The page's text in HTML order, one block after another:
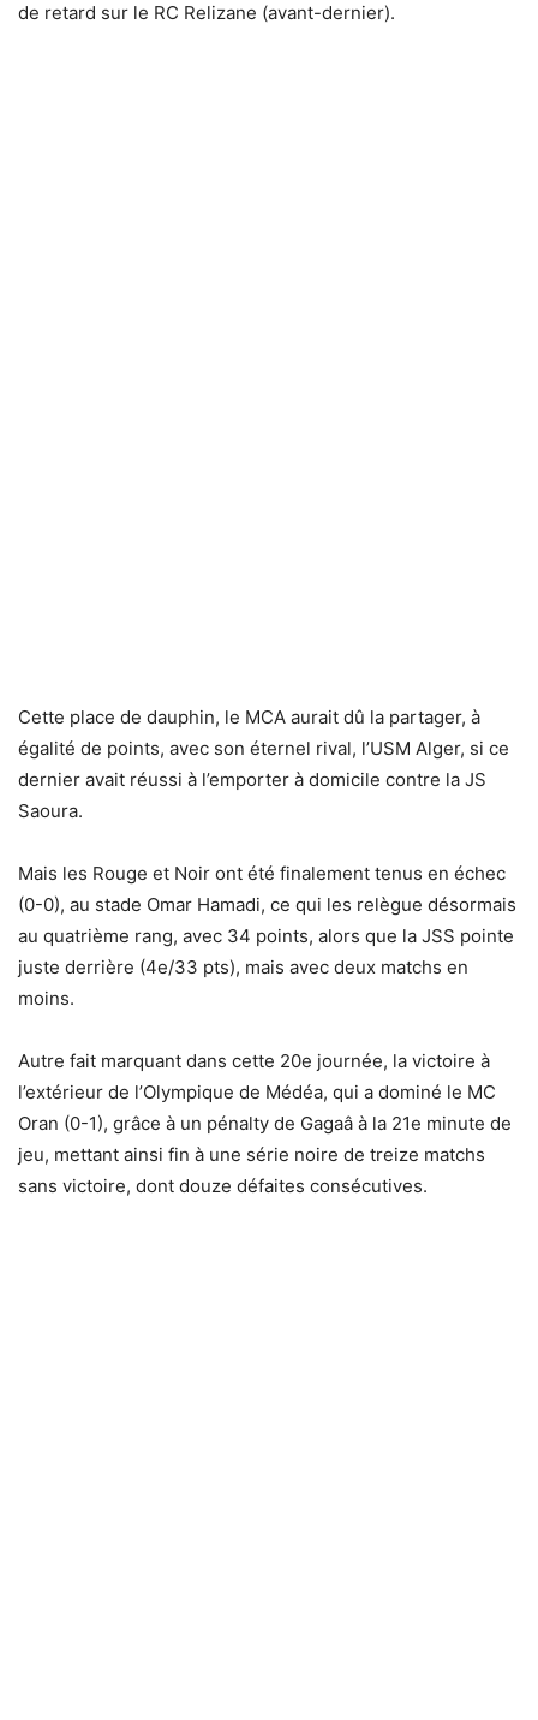
de retard sur le RC Relizane (avant-dernier).
Cette place de dauphin, le MCA aurait dû la partager, à
égalité de points, avec son éternel rival, l’USM Alger, si ce
dernier avait réussi à l’emporter à domicile contre la JS
Saoura.
Mais les Rouge et Noir ont été finalement tenus en échec
(0-0), au stade Omar Hamadi, ce qui les relègue désormais
au quatrième rang, avec 34 points, alors que la JSS pointe
juste derrière (4e/33 pts), mais avec deux matchs en
moins.
Autre fait marquant dans cette 20e journée, la victoire à
l’extérieur de l’Olympique de Médéa, qui a dominé le MC
Oran (0-1), grâce à un pénalty de Gagaâ à la 21e minute de
jeu, mettant ainsi fin à une série noire de treize matchs
sans victoire, dont douze défaites consécutives.